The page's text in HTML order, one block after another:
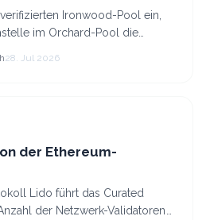
Ironwood-Pool ein,
im Orchard-Pool die
Token ermöglichte.
28. Jul 2026
der Ethereum-
Lido führt das Curated
der Netzwerk-Validatoren